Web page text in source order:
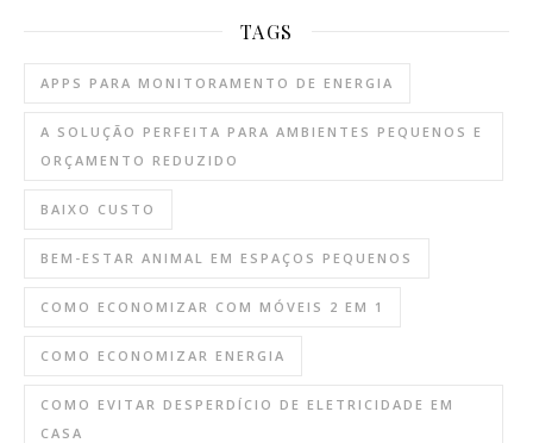
TAGS
APPS PARA MONITORAMENTO DE ENERGIA
A SOLUÇÃO PERFEITA PARA AMBIENTES PEQUENOS E
ORÇAMENTO REDUZIDO
BAIXO CUSTO
BEM-ESTAR ANIMAL EM ESPAÇOS PEQUENOS
COMO ECONOMIZAR COM MÓVEIS 2 EM 1
COMO ECONOMIZAR ENERGIA
COMO EVITAR DESPERDÍCIO DE ELETRICIDADE EM
CASA